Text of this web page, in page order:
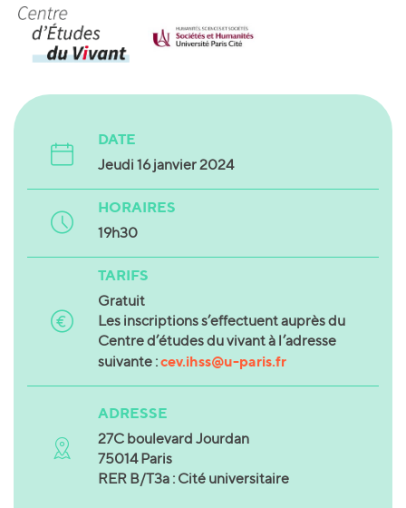
DATE
Jeudi 16 janvier2024
HORAIRES
19h30
TARIFS
Gratuit
Les inscriptions s’effectuent auprès du
Centre d’études du vivant à l’adresse
suivante :cev.ihss@u-paris.fr
ADRESSE
27C boulevard Jourdan
75014 Paris
RER B/T3a : Cité universitaire